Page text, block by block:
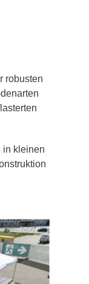
robusten
in kleinen